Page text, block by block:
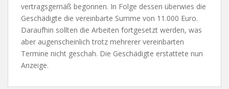
vertragsgemäß begonnen. In Folge dessen überwies die
Geschädigte die vereinbarte Summe von 11.000 Euro.
Daraufhin sollten die Arbeiten fortgesetzt werden, was
aber augenscheinlich trotz mehrerer vereinbarten
Termine nicht geschah. Die Geschädigte erstattete nun
Anzeige.